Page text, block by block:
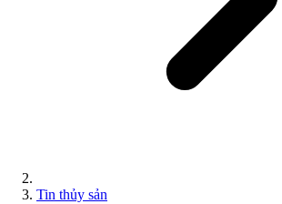
Tin thủy sản